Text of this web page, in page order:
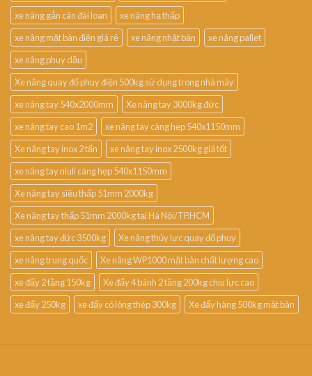
xe nâng gắn cân đài loan
xe nâng hạ thấp
xe nâng mặt bàn điện giá rẻ
xe nâng nhật bản
xe nâng pallet
xe nâng phuy dầu
Xe nâng quay đổ phuy điện 500kg sử dụng trong nhà máy
xe nâng tay 540x2000mm
Xe nâng tay 3000kg đức
xe nâng tay cao 1m2
xe nâng tay càng hẹp 540x1150mm
Xe nâng tay inox 2 tấn
xe nâng tay inox 2500kg giá tốt
xe nâng tay niuli càng hẹp 540x1150mm
Xe nâng tay siêu thấp 51mm 2000kg
Xe nâng tay thấp 51mm 2000kg tại Hà Nội/TP.HCM
xe nâng tay đức 3500kg
Xe nâng thủy lực quay đổ phuy
xe nâng trung quốc
Xe nâng WP1000 mặt bàn chất lượng cao
xe đẩy 2 tầng 150kg
Xe đẩy 4 bánh 2 tầng 200kg chịu lực cao
xe đẩy 250kg
xe đẩy có lòng thép 300kg Xe đẩy hàng 500kg mặt bàn